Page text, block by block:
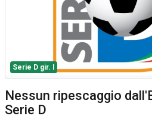
Serie D gir. I
Nessun ripescaggio
Serie D